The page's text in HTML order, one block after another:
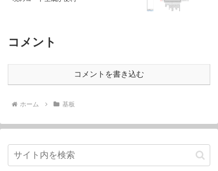
コメント
コメントを書き込む
ホーム 基板